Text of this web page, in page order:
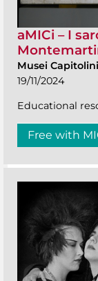
aMICi – I
Musei
19/11/2024
Educational
Free with